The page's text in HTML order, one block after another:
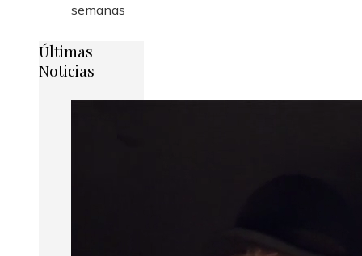
semanas
Últimas
Noticias